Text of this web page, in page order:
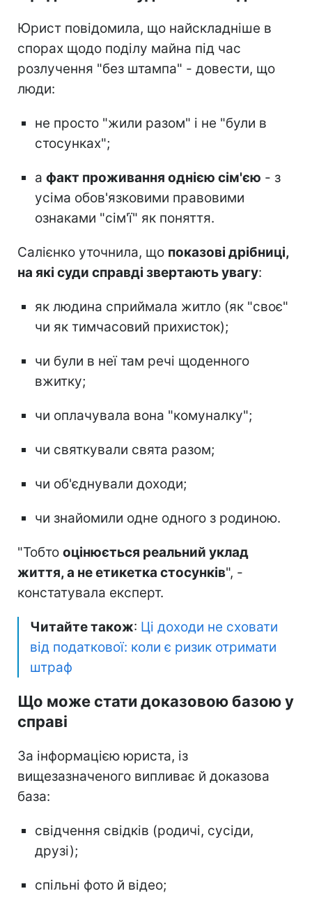
Юрист повідомила, що найскладніше в
спорах щодо поділу майна під час
розлучення "без штампа" - довести, що
люди:
не просто "жили разом" і не "були в
стосунках";
а факт проживання однією сім'єю - з
усіма обов'язковими правовими
ознаками "сім'ї" як поняття.
Салієнко уточнила, що показові дрібниці,
на які суди справді звертають увагу:
як людина сприймала житло (як "своє"
чи як тимчасовий прихисток);
чи були в неї там речі щоденного
вжитку;
чи оплачувала вона "комуналку";
чи святкували свята разом;
чи об'єднували доходи;
чи знайомили одне одного з родиною.
"Тобто оцінюється реальний уклад
життя, а не етикетка стосунків", -
констатувала експерт.
Читайте також: Ці доходи не сховати
від податкової: коли є ризик отримати
штраф
Що може стати доказовою базою у
справі
За інформацією юриста, із
вищезазначеного випливає й доказова
база:
свідчення свідків (родичі, сусіди,
друзі);
спільні фото й відео;